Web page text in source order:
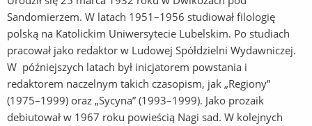
Sandomierzem. W latach 1951–1956 studiował filologię
polską na Katolickim Uniwersytecie Lubelskim. Po studiach
pracował jako redaktor w Ludowej Spółdzielni Wydawniczej.
W późniejszych latach był inicjatorem powstania i
redaktorem naczelnym takich czasopism, jak „Regiony”
(1975–1999) oraz „Sycyna” (1993–1999). Jako prozaik
debiutował w 1967 roku powieścią Nagi sad. W kolejnych